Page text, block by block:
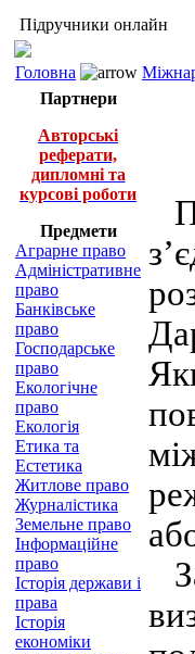
Підручники онлайн
Головна
Партнери
Авторські
реферати,
дипломні та
курсові роботи
Предмети
Аграрне право
Адміністративне
право
Банківське
право
Господарське
право
Екологічне
право
Екологія
Етика та
Естетика
Житлове право
Журналістика
Земельне право
Інформаційне
право
Історія держави і
права
Історія
економіки